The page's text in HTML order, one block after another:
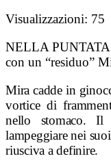
Visualizzazioni: 75
NELLA
con un “residuo”
Mira cadde in
vortice di
nello stomaco. Il
lampeggiare nei
riusciva a definire.